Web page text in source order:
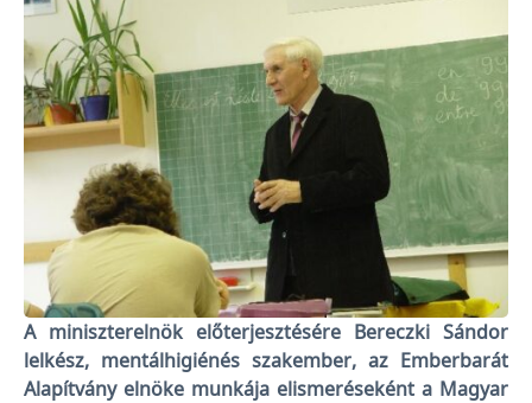
A miniszterelnök előterjesztésére Bereczki Sándor
lelkész, mentálhigiénés szakember, az Emberbarát
Alapítvány elnöke munkája elismeréseként a Magyar